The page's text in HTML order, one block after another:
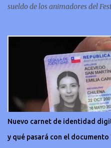
sueldo de los animadores del
debería ser acorde. ¿Cuánto
acompañante? Según se
Festival de Viña del Mar no
evento. Al menos no un monto
contrato con su canal
pagan aparte. Hace rato que no
espectáculos, Cecilia Gutiérrez,
(Canal 13). “A mí la Tonka
pagaban”, complementó Willy
Nuevo carnet de identidad
y qué pasará con el